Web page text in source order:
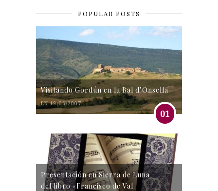
POPULAR POSTS
Visitando Gordún en la Bal d’Onsella.
EN 19/06/2007
01
Presentación en Sierra de Luna
del libro «Francisco de Val.